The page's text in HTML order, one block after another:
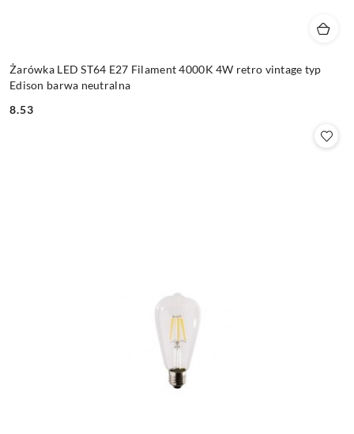
Żarówka LED ST64 E27 Filament 4000K 4W retro vintage typ
Edison barwa neutralna
Cena:
8.53